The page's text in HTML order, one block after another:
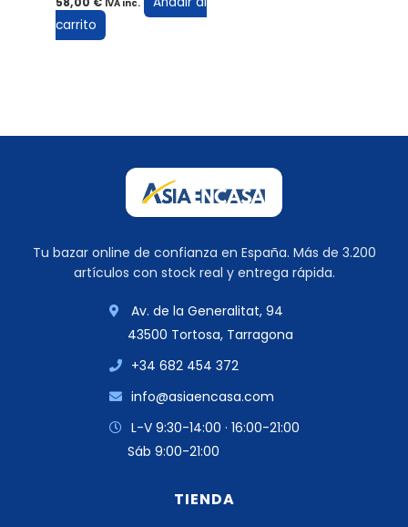
IVA inc.
carrito
Tu bazar online de confianza en España. Más de 3.200
artículos con stock real y entrega rápida.
Av. de la Generalitat, 94
43500 Tortosa, Tarragona
+34 682 454 372
info@asiaencasa.com
L-V 9:30-14:00 · 16:00-21:00
Sáb 9:00-21:00
TIENDA